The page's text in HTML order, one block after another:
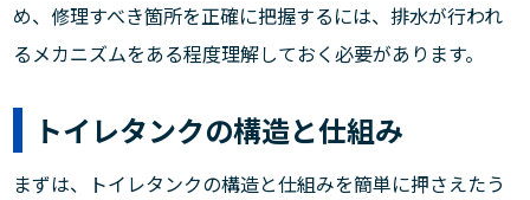
め、修理すべき箇所を正確に把握するには、排水が行われ
るメカニズムをある程度理解しておく必要があります。
トイレタンクの構造と仕組み
まずは、トイレタンクの構造と仕組みを簡単に押さえたう